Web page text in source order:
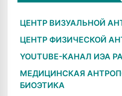
ЦЕНТР ВИЗУАЛЬНОЙ
ЦЕНТР ФИЗИЧЕСКОЙ
YOUTUBE-КАНАЛ ИЭА
МЕДИЦИНСКАЯ
БИОЭТИКА